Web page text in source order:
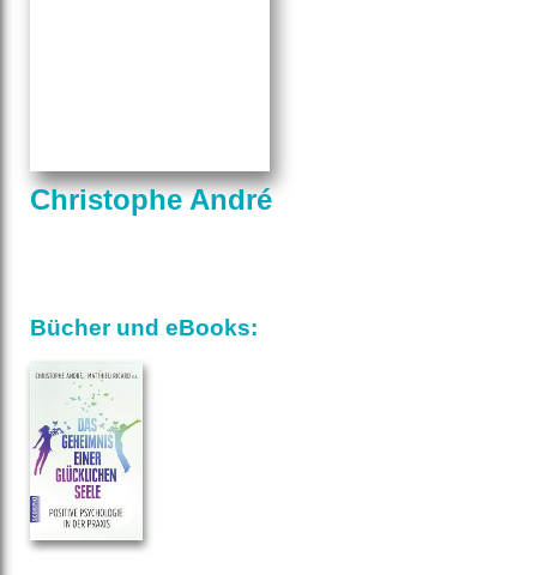
Christophe André
Bücher und eBooks: